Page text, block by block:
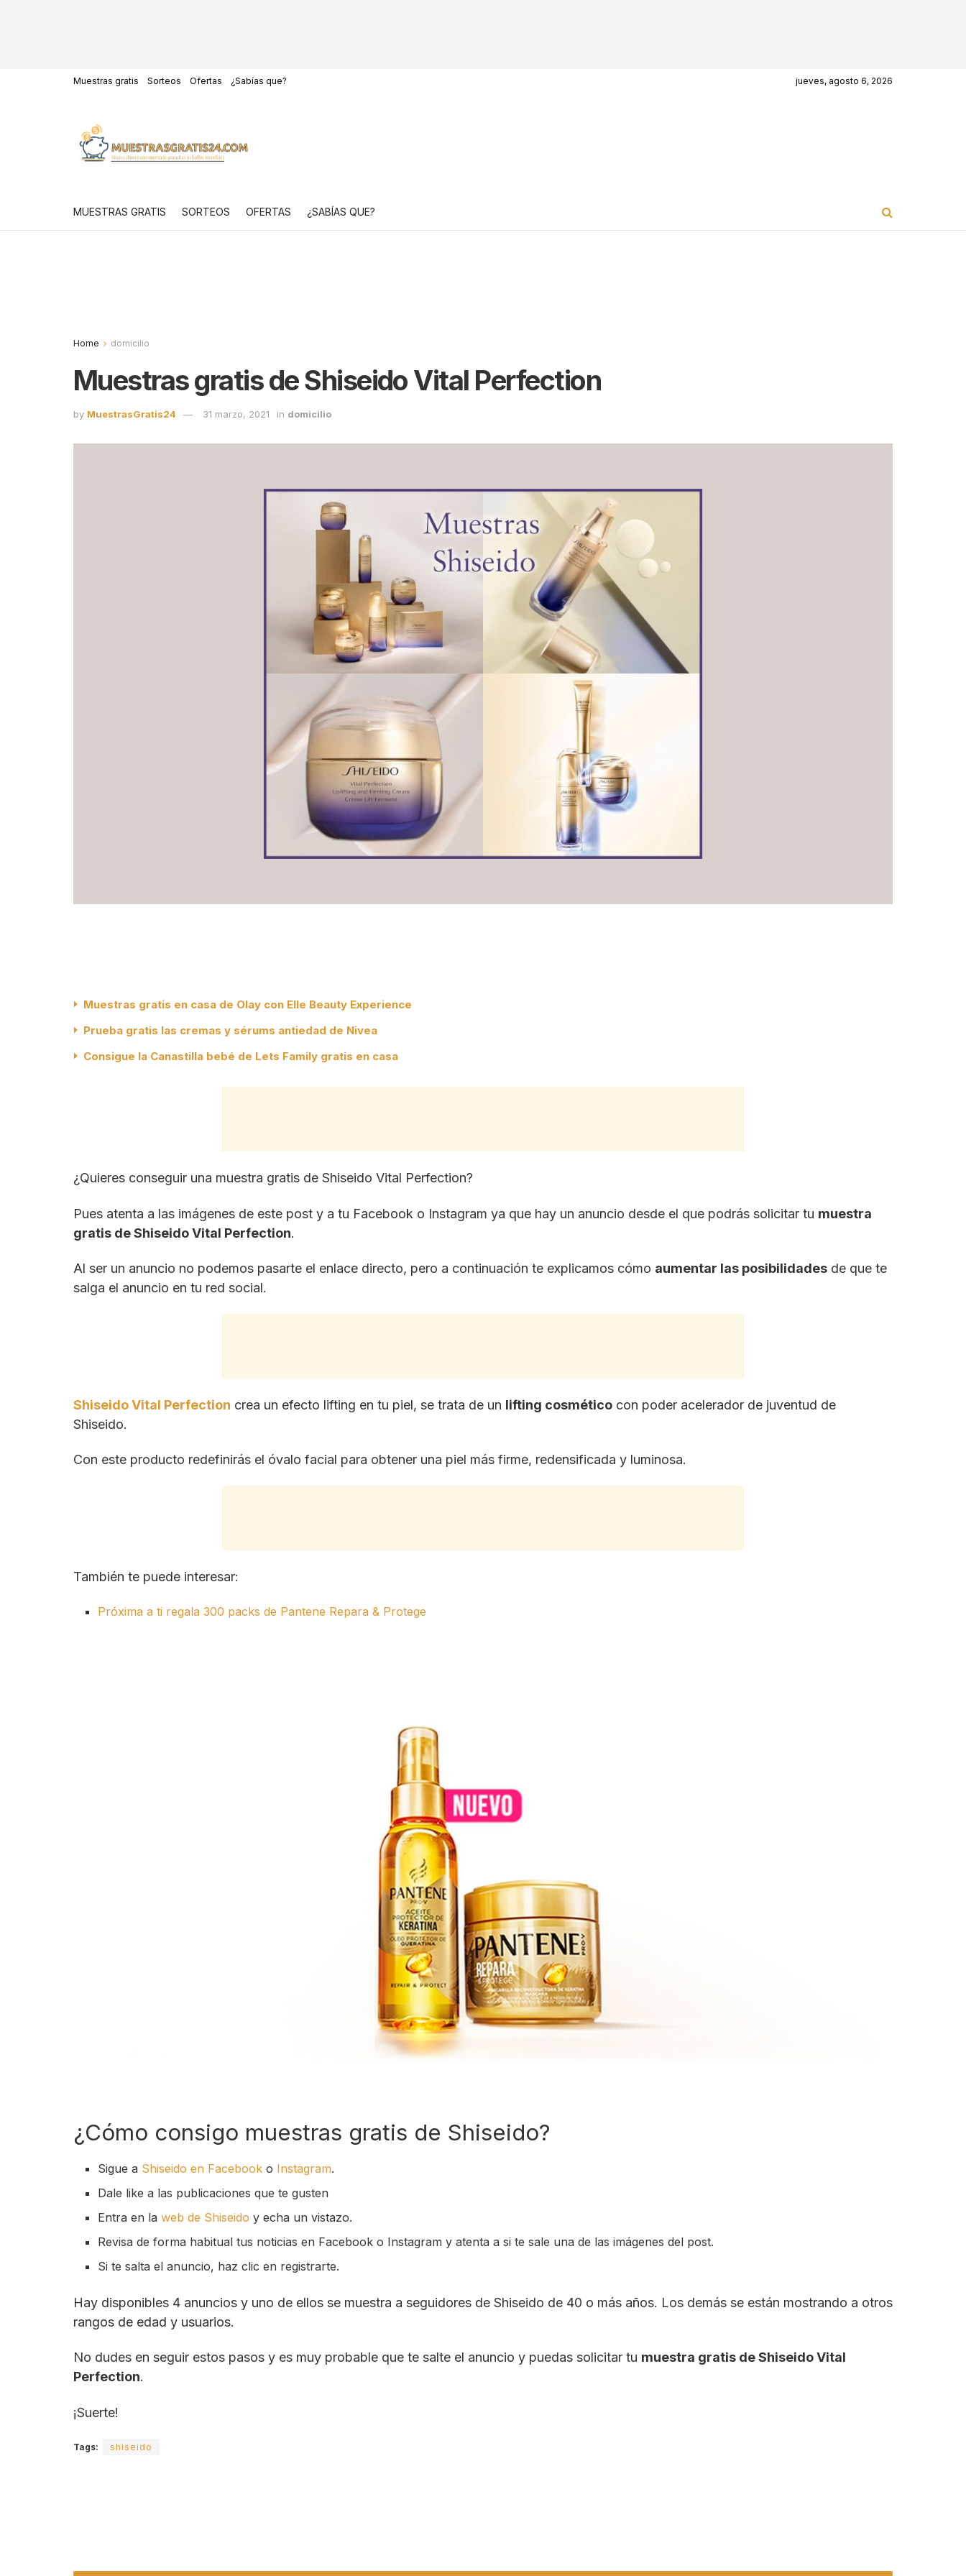
Muestras gratis Sorteos Ofertas ¿Sabías que? jueves, agosto 6, 2026
MUESTRAS GRATIS SORTEOS OFERTAS ¿SABÍAS QUE?
Home domicilio
Muestras gratis de Shiseido Vital Perfection
by MuestrasGratis24 31 marzo, 2021 in domicilio
Muestras gratis en casa de Olay con Elle Beauty Experience
Prueba gratis las cremas y sérums antiedad de Nivea
Consigue la Canastilla bebé de Lets Family gratis en casa
¿Quieres conseguir una muestra gratis de Shiseido Vital Perfection?
Pues atenta a las imágenes de este post y a tu Facebook o Instagram ya que hay un anuncio desde el que podrás solicitar tu muestra
gratis de Shiseido Vital Perfection.
Al ser un anuncio no podemos pasarte el enlace directo, pero a continuación te explicamos cómo aumentar las posibilidades de que te
salga el anuncio en tu red social.
Shiseido Vital Perfection crea un efecto lifting en tu piel, se trata de un lifting cosmético con poder acelerador de juventud de
Shiseido.
Con este producto redefinirás el óvalo facial para obtener una piel más firme, redensificada y luminosa.
También te puede interesar:
Próxima a ti regala 300 packs de Pantene Repara & Protege
¿Cómo consigo muestras gratis de Shiseido?
Sigue a Shiseido en Facebook o Instagram.
Dale like a las publicaciones que te gusten
Entra en laweb de Shiseido y echa un vistazo.
Revisa de forma habitual tus noticias en Facebook o Instagram y atenta a si te sale una de las imágenes del post.
Si te salta el anuncio, haz clic en registrarte.
Hay disponibles 4 anuncios y uno de ellos se muestra a seguidores de Shiseido de 40 o más años. Los demás se están mostrando a otros
rangos de edad y usuarios.
No dudes en seguir estos pasos y es muy probable que te salte el anuncio y puedas solicitar tu muestra gratis de Shiseido Vital
Perfection.
¡Suerte!
Tags: shiseido